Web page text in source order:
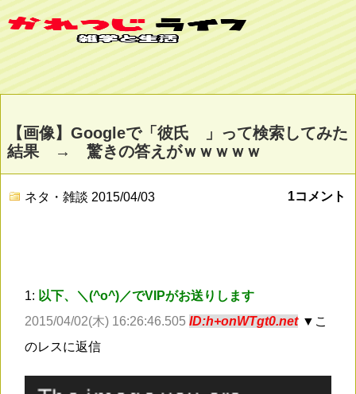
【画像】Googleで「彼氏 」って検索してみた
結果 → 驚きの答えがｗｗｗｗｗ
ネタ・雑談 2015/04/03 1コメント
1: 以下、＼(^o^)／でVIPがお送りします
2015/04/02(木) 16:26:46.505 ID:h+onWTgt0.net ▼こ
のレスに返信